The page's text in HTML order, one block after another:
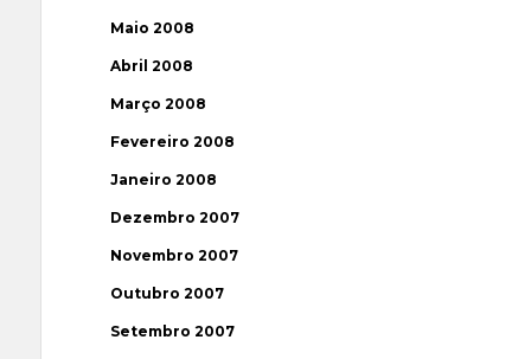
Maio 2008
Abril 2008
Março 2008
Fevereiro 2008
Janeiro 2008
Dezembro 2007
Novembro 2007
Outubro 2007
Setembro 2007